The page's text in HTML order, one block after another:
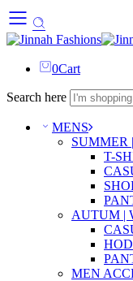
0Cart
Search here
MENS
SUMMER
T-
AUTUM |
MEN